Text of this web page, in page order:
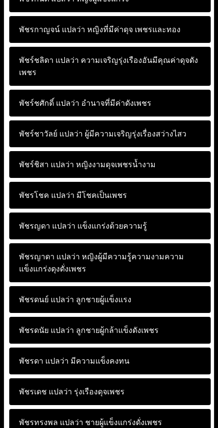
พัชรกาญจน์ แปลว่า หญิงที่มีค่าดุจ เพชรและทอง
พัชร์ชลิดา แปลว่า ความเจริญรุ่งเรืองอันมีคุณค่าดุจดัง
เพชร
พัชร์ชศักดิ์ แปลว่า อำนาจที่มีค่าดังเพชร
พัชร์ชาวัลย์ แปลว่า ผู้มีความเจริญรุ่งเรื่องสว่างไสว
พัชร์ชิสา แปลว่า หญิงงามดุจเพชรน้ำงาม
พัชรโชค แปลว่า มีโชคเป็นเพชร
พัชรญดา แปลว่า แข็งแกร่งด้วยความรู้
พัชรญาดา แปลว่า หญิงผู้มีความรู้ความงามความ
แข็งแกร่งดุงดั่งเพชร
พัชรดนย์ แปลว่า ลูกชายผู้แข็งแรง
พัชรดนัย แปลว่า ลูกชายผู้กล้าแข็งดังเพชร
พัชรดา แปลว่า มีความแข็งคงทน
พัชรเดช แปลว่า รุ่งเรืองดุจเพชร
พัชรทรงพล แปลว่า ชายผู้แข็งแกร่งดั่งเพชร